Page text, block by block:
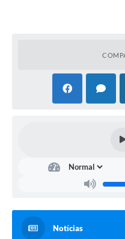
Notícias